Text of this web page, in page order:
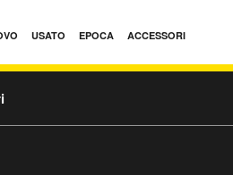
USATO EPOCA ACCESSORI